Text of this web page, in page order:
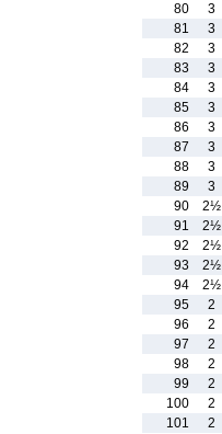
80
3
81
3
82
3
83
3
84
3
85
3
86
3
87
3
88
3
89
3
90
2½
91
2½
92
2½
93
2½
94
2½
95
2
96
2
97
2
98
2
99
2
100
2
101
2